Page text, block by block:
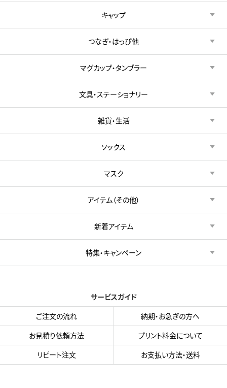
キャップ
つなぎ・はっぴ他
マグカップ・タンブラー
文具・ステーショナリー
雑貨・生活
ソックス
マスク
アイテム（その他）
新着アイテム
特集・キャンペーン
サービスガイド
ご注文の流れ
納期・お急ぎの方へ
お見積り依頼方法
プリント料金について
リピート注文
お支払い方法・送料